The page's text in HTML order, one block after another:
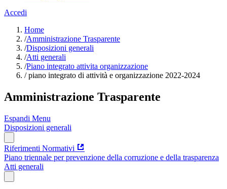
Accedi
Home
/Amministrazione Trasparente
/Disposizioni generali
/Atti generali
/Piano integrato attivita organizzazione
/piano integrato di attività e organizzazione 2022-2024
Amministrazione Trasparente
Espandi Menu
Disposizioni generali
Riferimenti Normativi
Piano triennale per prevenzione della corruzione e della trasparenza
Atti generali